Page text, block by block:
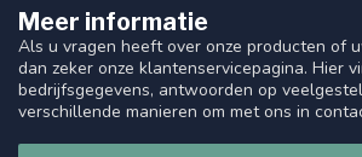
Meer informatie
Als u vragen heeft over onze producten of
dan zeker onze klantenservicepagina. Hier
bedrijfsgegevens, antwoorden op
verschillende manieren om met ons in